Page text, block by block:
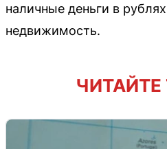
наличные деньги в
недвижимость.